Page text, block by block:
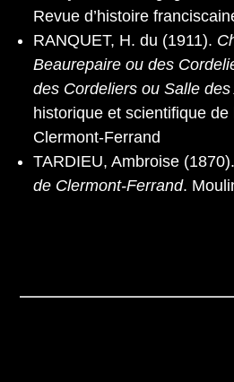
Revue d’histoire
RANQUET, H. du (1911).
Beaurepaire ou des
des Cordeliers ou Salle
historique et scientifique de
Clermont-Ferrand
TARDIEU, Ambroise (1870).
de Clermont-Ferrand.